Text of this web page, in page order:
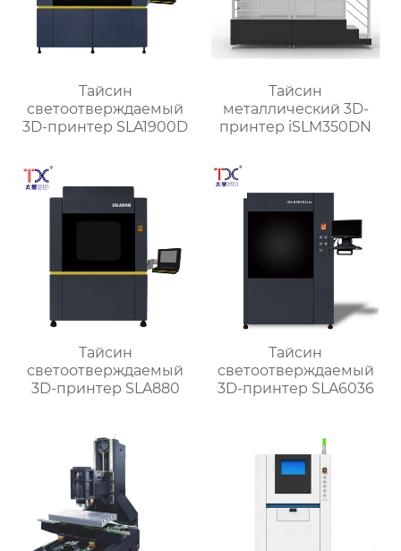
Тайсин
светоотверждаемый
3D-принтер SLA1900D
Тайсин
металлический 3D-
принтер iSLM350DN
Тайсин
светоотверждаемый
3D-принтер SLA880
Тайсин
светоотверждаемый
3D-принтер SLA6036